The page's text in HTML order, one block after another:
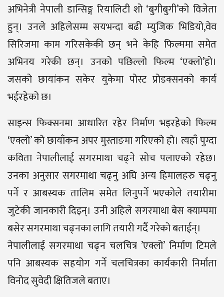
अभिनेत्री नेपाली डान्सिङ्ग रियालिटी शो ‘बुगीबुगी’को विजेता
हुन्। उनले अहिलेसम्म सयभन्दा बढी म्युजिक भिडियो,वेव
सिरिजमा काम गरिसकेकी छन् भने केहि फिल्ममा समेत
अभिनय गरेकी छन्। उनको पछिल्लो फिल्म ‘एक्लो’हो।
जसको छायांकन सकेर युकेमा पोस्ट प्रोडक्सनको कार्य
भईरहेको छ।
साइन्स फिक्सनमा आधारित रहेर निर्माण भइरहेको फिल्म
‘एक्लो’ को छायाँकन अपर मुस्ताङमा गरिएको हो। त्यहाँ पुग्दा
कविता नेपालीलाई सगरमाथा चढ्ने सोच पलाएको रहेछ।
उनका अनुसार सगरमाथा चढ्नु अघि अन्य हिमालहरु चढ्नु
पर्ने र आबस्यक तालिम समेत लिनुपर्ने भएकोले तयारीमा
जुटेकी जानकारी दिइन्। उनी अहिले सगरमाथा बेस क्याम्पमा
बसेर सगरमाथा चढ्नका लागि तयारी गर्दै गरेको बताईन्।
नेपालीलाई सगरमाथा चढ्न चलचित्र ’एक्लो’ निर्माण टिमले
पनि आबस्यक सहयोग गर्ने चलचित्रका कार्यकारी निर्माता
विनोद सुवेदी क्षितिजले बताए।